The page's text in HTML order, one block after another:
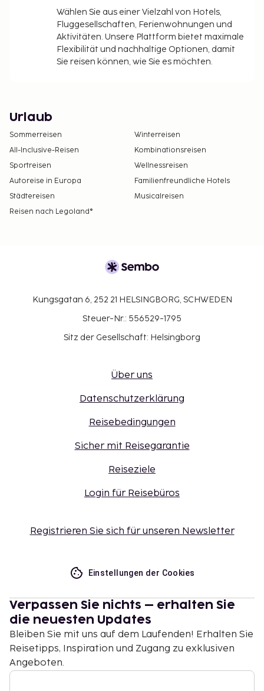
Wählen Sie aus einer Vielzahl von Hotels,
Fluggesellschaften, Ferienwohnungen und
Aktivitäten. Unsere Plattform bietet maximale
Flexibilität und nachhaltige Optionen, damit
Sie reisen können, wie Sie es möchten.
Urlaub
Sommerreisen
Winterreisen
All-Inclusive-Reisen
Kombinationsreisen
Sportreisen
Wellnessreisen
Autoreise in Europa
Familienfreundliche Hotels
Städtereisen
Musicalreisen
Reisen nach Legoland®
Kungsgatan 6, 252 21 HELSINGBORG, SCHWEDEN
Steuer-Nr.: 556529-1795
Sitz der Gesellschaft: Helsingborg
Über uns
Datenschutzerklärung
Reisebedingungen
Sicher mit Reisegarantie
Reiseziele
Login für Reisebüros
Registrieren Sie sich für unseren Newsletter
Einstellungen der Cookies
Verpassen Sie nichts – erhalten Sie
die neuesten Updates
Bleiben Sie mit uns auf dem Laufenden! Erhalten Sie
Reisetipps, Inspiration und Zugang zu exklusiven
Angeboten.